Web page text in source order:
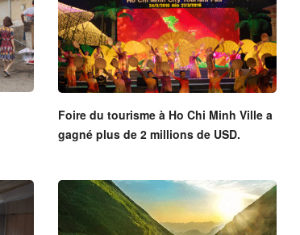
Foire du tourisme à Ho Chi Minh Ville a
gagné plus de 2 millions de USD.